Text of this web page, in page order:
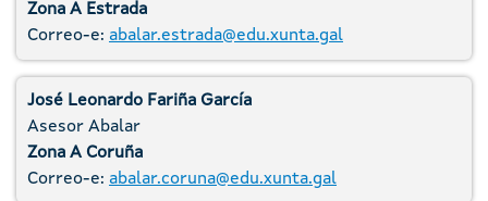
Zona A Estrada
Correo-e: abalar.estrada@edu.xunta.gal
José Leonardo Fariña García
Asesor Abalar
Zona A Coruña
Correo-e: abalar.coruna@edu.xunta.gal